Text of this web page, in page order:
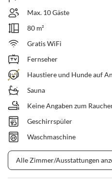
Max. 10 Gäste
80 m²
Gratis WiFi
Fernseher
Haustiere und Hunde auf
Sauna
Keine Angaben zum
Geschirrspüler
Waschmaschine
Alle Zimmer/Ausstattungen